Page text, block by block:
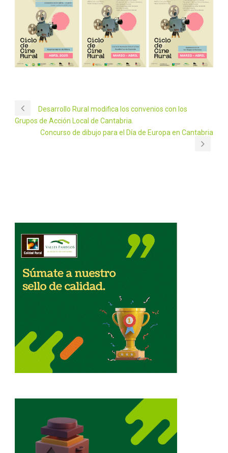
Desarrollo Rural modifica los convenios con los
Grupos de Acción Local de Cantabria.
Concurso de dibujo para el Día de Europa en Cantabria